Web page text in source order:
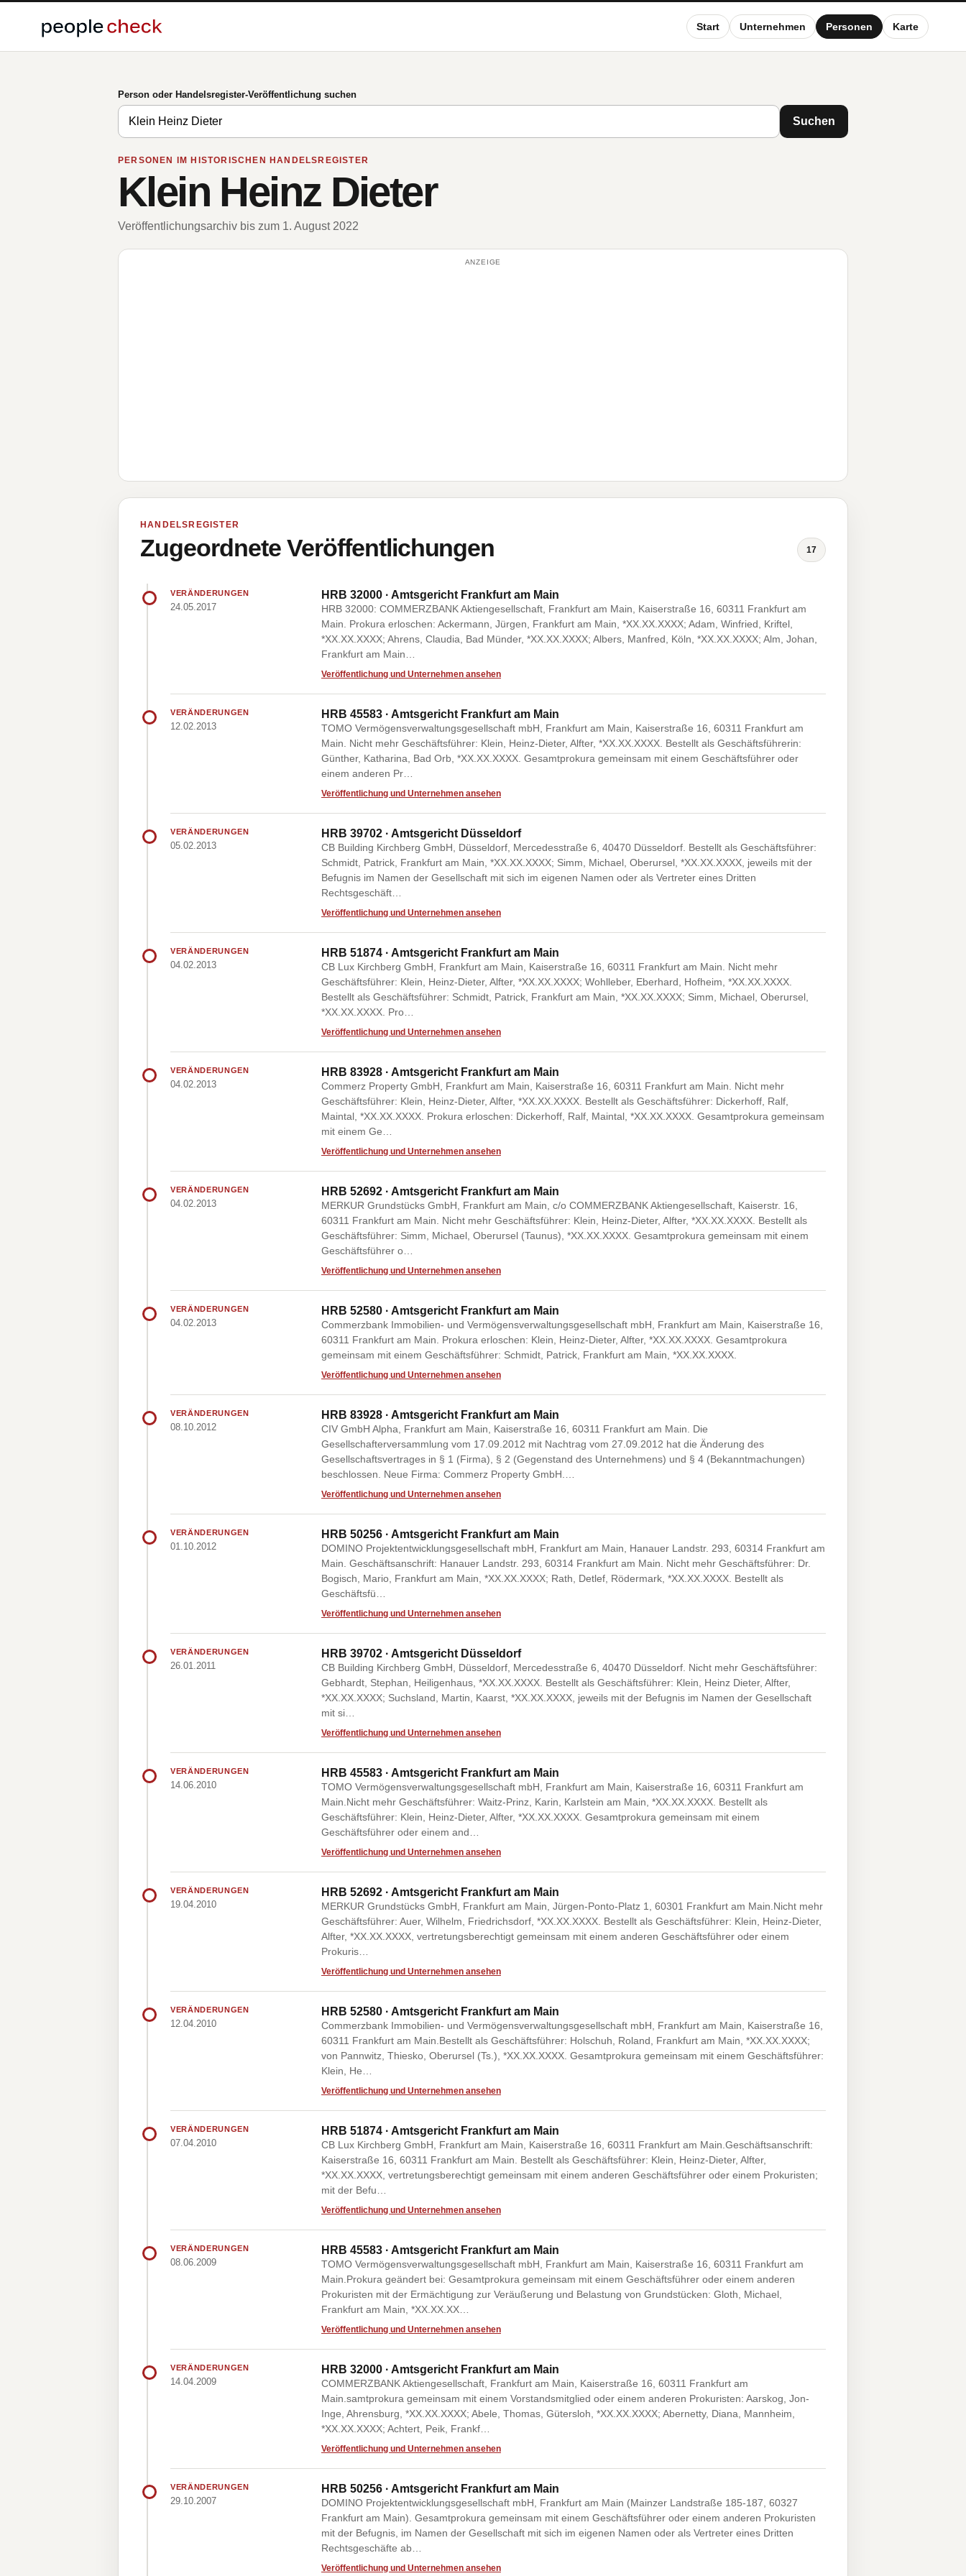
Start Unternehmen Personen Karte
Person oder Handelsregister-Veröffentlichung suchen
Suchen
PERSONEN IM HISTORISCHEN HANDELSREGISTER
Klein Heinz Dieter
Veröffentlichungsarchiv bis zum 1. August 2022
ANZEIGE
HANDELSREGISTER
Zugeordnete Veröffentlichungen 17
VERÄNDERUNGEN
24.05.2017
HRB 32000 · Amtsgericht Frankfurt am Main
HRB 32000: COMMERZBANK Aktiengesellschaft, Frankfurt am Main, Kaiserstraße 16, 60311 Frankfurt am
Main. Prokura erloschen: Ackermann, Jürgen, Frankfurt am Main, *XX.XX.XXXX; Adam, Winfried, Kriftel,
*XX.XX.XXXX; Ahrens, Claudia, Bad Münder, *XX.XX.XXXX; Albers, Manfred, Köln, *XX.XX.XXXX; Alm, Johan,
Frankfurt am Main…
Veröffentlichung und Unternehmen ansehen
VERÄNDERUNGEN
12.02.2013
HRB 45583 · Amtsgericht Frankfurt am Main
TOMO Vermögensverwaltungsgesellschaft mbH, Frankfurt am Main, Kaiserstraße 16, 60311 Frankfurt am
Main. Nicht mehr Geschäftsführer: Klein, Heinz-Dieter, Alfter, *XX.XX.XXXX. Bestellt als Geschäftsführerin:
Günther, Katharina, Bad Orb, *XX.XX.XXXX. Gesamtprokura gemeinsam mit einem Geschäftsführer oder
einem anderen Pr…
Veröffentlichung und Unternehmen ansehen
VERÄNDERUNGEN
05.02.2013
HRB 39702 · Amtsgericht Düsseldorf
CB Building Kirchberg GmbH, Düsseldorf, Mercedesstraße 6, 40470 Düsseldorf. Bestellt als Geschäftsführer:
Schmidt, Patrick, Frankfurt am Main, *XX.XX.XXXX; Simm, Michael, Oberursel, *XX.XX.XXXX, jeweils mit der
Befugnis im Namen der Gesellschaft mit sich im eigenen Namen oder als Vertreter eines Dritten
Rechtsgeschäft…
Veröffentlichung und Unternehmen ansehen
VERÄNDERUNGEN
04.02.2013
HRB 51874 · Amtsgericht Frankfurt am Main
CB Lux Kirchberg GmbH, Frankfurt am Main, Kaiserstraße 16, 60311 Frankfurt am Main. Nicht mehr
Geschäftsführer: Klein, Heinz-Dieter, Alfter, *XX.XX.XXXX; Wohlleber, Eberhard, Hofheim, *XX.XX.XXXX.
Bestellt als Geschäftsführer: Schmidt, Patrick, Frankfurt am Main, *XX.XX.XXXX; Simm, Michael, Oberursel,
*XX.XX.XXXX. Pro…
Veröffentlichung und Unternehmen ansehen
VERÄNDERUNGEN
04.02.2013
HRB 83928 · Amtsgericht Frankfurt am Main
Commerz Property GmbH, Frankfurt am Main, Kaiserstraße 16, 60311 Frankfurt am Main. Nicht mehr
Geschäftsführer: Klein, Heinz-Dieter, Alfter, *XX.XX.XXXX. Bestellt als Geschäftsführer: Dickerhoff, Ralf,
Maintal, *XX.XX.XXXX. Prokura erloschen: Dickerhoff, Ralf, Maintal, *XX.XX.XXXX. Gesamtprokura gemeinsam
mit einem Ge…
Veröffentlichung und Unternehmen ansehen
VERÄNDERUNGEN
04.02.2013
HRB 52692 · Amtsgericht Frankfurt am Main
MERKUR Grundstücks GmbH, Frankfurt am Main, c/o COMMERZBANK Aktiengesellschaft, Kaiserstr. 16,
60311 Frankfurt am Main. Nicht mehr Geschäftsführer: Klein, Heinz-Dieter, Alfter, *XX.XX.XXXX. Bestellt als
Geschäftsführer: Simm, Michael, Oberursel (Taunus), *XX.XX.XXXX. Gesamtprokura gemeinsam mit einem
Geschäftsführer o…
Veröffentlichung und Unternehmen ansehen
VERÄNDERUNGEN
04.02.2013
HRB 52580 · Amtsgericht Frankfurt am Main
Commerzbank Immobilien- und Vermögensverwaltungsgesellschaft mbH, Frankfurt am Main, Kaiserstraße 16,
60311 Frankfurt am Main. Prokura erloschen: Klein, Heinz-Dieter, Alfter, *XX.XX.XXXX. Gesamtprokura
gemeinsam mit einem Geschäftsführer: Schmidt, Patrick, Frankfurt am Main, *XX.XX.XXXX.
Veröffentlichung und Unternehmen ansehen
VERÄNDERUNGEN
08.10.2012
HRB 83928 · Amtsgericht Frankfurt am Main
CIV GmbH Alpha, Frankfurt am Main, Kaiserstraße 16, 60311 Frankfurt am Main. Die
Gesellschafterversammlung vom 17.09.2012 mit Nachtrag vom 27.09.2012 hat die Änderung des
Gesellschaftsvertrages in § 1 (Firma), § 2 (Gegenstand des Unternehmens) und § 4 (Bekanntmachungen)
beschlossen. Neue Firma: Commerz Property GmbH.…
Veröffentlichung und Unternehmen ansehen
VERÄNDERUNGEN
01.10.2012
HRB 50256 · Amtsgericht Frankfurt am Main
DOMINO Projektentwicklungsgesellschaft mbH, Frankfurt am Main, Hanauer Landstr. 293, 60314 Frankfurt am
Main. Geschäftsanschrift: Hanauer Landstr. 293, 60314 Frankfurt am Main. Nicht mehr Geschäftsführer: Dr.
Bogisch, Mario, Frankfurt am Main, *XX.XX.XXXX; Rath, Detlef, Rödermark, *XX.XX.XXXX. Bestellt als
Geschäftsfü…
Veröffentlichung und Unternehmen ansehen
VERÄNDERUNGEN
26.01.2011
HRB 39702 · Amtsgericht Düsseldorf
CB Building Kirchberg GmbH, Düsseldorf, Mercedesstraße 6, 40470 Düsseldorf. Nicht mehr Geschäftsführer:
Gebhardt, Stephan, Heiligenhaus, *XX.XX.XXXX. Bestellt als Geschäftsführer: Klein, Heinz Dieter, Alfter,
*XX.XX.XXXX; Suchsland, Martin, Kaarst, *XX.XX.XXXX, jeweils mit der Befugnis im Namen der Gesellschaft
mit si…
Veröffentlichung und Unternehmen ansehen
VERÄNDERUNGEN
14.06.2010
HRB 45583 · Amtsgericht Frankfurt am Main
TOMO Vermögensverwaltungsgesellschaft mbH, Frankfurt am Main, Kaiserstraße 16, 60311 Frankfurt am
Main.Nicht mehr Geschäftsführer: Waitz-Prinz, Karin, Karlstein am Main, *XX.XX.XXXX. Bestellt als
Geschäftsführer: Klein, Heinz-Dieter, Alfter, *XX.XX.XXXX. Gesamtprokura gemeinsam mit einem
Geschäftsführer oder einem and…
Veröffentlichung und Unternehmen ansehen
VERÄNDERUNGEN
19.04.2010
HRB 52692 · Amtsgericht Frankfurt am Main
MERKUR Grundstücks GmbH, Frankfurt am Main, Jürgen-Ponto-Platz 1, 60301 Frankfurt am Main.Nicht mehr
Geschäftsführer: Auer, Wilhelm, Friedrichsdorf, *XX.XX.XXXX. Bestellt als Geschäftsführer: Klein, Heinz-Dieter,
Alfter, *XX.XX.XXXX, vertretungsberechtigt gemeinsam mit einem anderen Geschäftsführer oder einem
Prokuris…
Veröffentlichung und Unternehmen ansehen
VERÄNDERUNGEN
12.04.2010
HRB 52580 · Amtsgericht Frankfurt am Main
Commerzbank Immobilien- und Vermögensverwaltungsgesellschaft mbH, Frankfurt am Main, Kaiserstraße 16,
60311 Frankfurt am Main.Bestellt als Geschäftsführer: Holschuh, Roland, Frankfurt am Main, *XX.XX.XXXX;
von Pannwitz, Thiesko, Oberursel (Ts.), *XX.XX.XXXX. Gesamtprokura gemeinsam mit einem Geschäftsführer:
Klein, He…
Veröffentlichung und Unternehmen ansehen
VERÄNDERUNGEN
07.04.2010
HRB 51874 · Amtsgericht Frankfurt am Main
CB Lux Kirchberg GmbH, Frankfurt am Main, Kaiserstraße 16, 60311 Frankfurt am Main.Geschäftsanschrift:
Kaiserstraße 16, 60311 Frankfurt am Main. Bestellt als Geschäftsführer: Klein, Heinz-Dieter, Alfter,
*XX.XX.XXXX, vertretungsberechtigt gemeinsam mit einem anderen Geschäftsführer oder einem Prokuristen;
mit der Befu…
Veröffentlichung und Unternehmen ansehen
VERÄNDERUNGEN
08.06.2009
HRB 45583 · Amtsgericht Frankfurt am Main
TOMO Vermögensverwaltungsgesellschaft mbH, Frankfurt am Main, Kaiserstraße 16, 60311 Frankfurt am
Main.Prokura geändert bei: Gesamtprokura gemeinsam mit einem Geschäftsführer oder einem anderen
Prokuristen mit der Ermächtigung zur Veräußerung und Belastung von Grundstücken: Gloth, Michael,
Frankfurt am Main, *XX.XX.XX…
Veröffentlichung und Unternehmen ansehen
VERÄNDERUNGEN
14.04.2009
HRB 32000 · Amtsgericht Frankfurt am Main
COMMERZBANK Aktiengesellschaft, Frankfurt am Main, Kaiserstraße 16, 60311 Frankfurt am
Main.samtprokura gemeinsam mit einem Vorstandsmitglied oder einem anderen Prokuristen: Aarskog, Jon-
Inge, Ahrensburg, *XX.XX.XXXX; Abele, Thomas, Gütersloh, *XX.XX.XXXX; Abernetty, Diana, Mannheim,
*XX.XX.XXXX; Achtert, Peik, Frankf…
Veröffentlichung und Unternehmen ansehen
VERÄNDERUNGEN
29.10.2007
HRB 50256 · Amtsgericht Frankfurt am Main
DOMINO Projektentwicklungsgesellschaft mbH, Frankfurt am Main (Mainzer Landstraße 185-187, 60327
Frankfurt am Main). Gesamtprokura gemeinsam mit einem Geschäftsführer oder einem anderen Prokuristen
mit der Befugnis, im Namen der Gesellschaft mit sich im eigenen Namen oder als Vertreter eines Dritten
Rechtsgeschäfte ab…
Veröffentlichung und Unternehmen ansehen